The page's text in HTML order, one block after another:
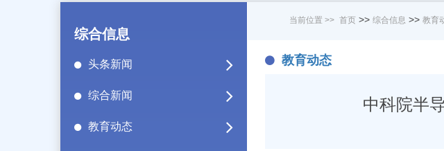
综合信息
头条新闻
综合新闻
教育动态
当前位置 >> 首页 >> 综合信息 >> 教育
教育动态
中科院半